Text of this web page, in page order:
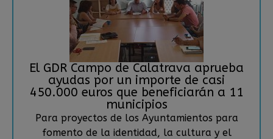
El GDR Campo de Calatrava aprueba
ayudas por un importe de casi
450.000 euros que beneficiarán a 11
municipios
Para proyectos de los Ayuntamientos para
fomento de la identidad, la cultura y el